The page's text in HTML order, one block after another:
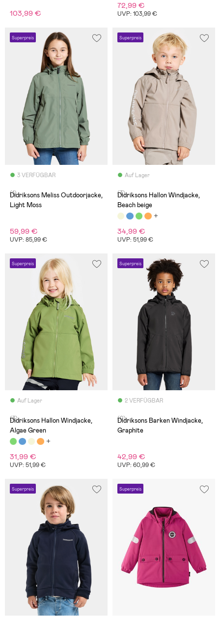
103,99 €
72,99 €
UVP: 103,99 €
Superpreis
3 VERFÜGBAR
(1)
Didriksons Meliss Outdoorjacke,
Light Moss
59,99 €
UVP: 85,99 €
Superpreis
Auf Lager
(3)
Didriksons Hallon Windjacke,
Beach beige
34,99 €
UVP: 51,99 €
Superpreis
Auf Lager
(3)
Didriksons Hallon Windjacke,
Algae Green
31,99 €
UVP: 51,99 €
Superpreis
2 VERFÜGBAR
(0)
Didriksons Barken Windjacke,
Graphite
42,99 €
UVP: 60,99 €
Superpreis Superpreis